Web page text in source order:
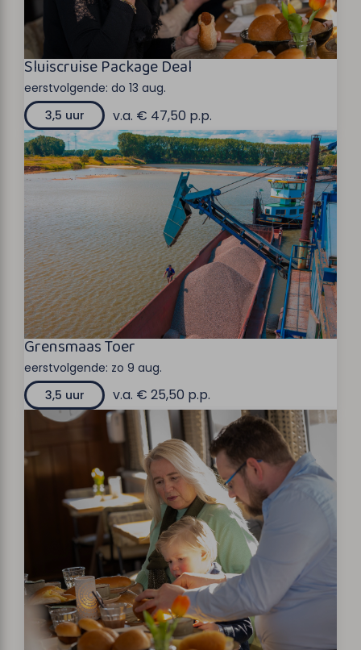
Sluiscruise Package Deal
eerstvolgende: do 13 aug.
3,5 uur
v.a. € 47,50 p.p.
Grensmaas Toer
eerstvolgende: zo 9 aug.
3,5 uur
v.a. € 25,50 p.p.